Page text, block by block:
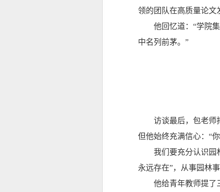
领的团队在高质量论文
他回忆道：“学院
中名列前茅。”
访谈最后，包老师
但他始终充满信心：“
我们要充分认识园
永远存在”，从事园林
他给青年教师提了